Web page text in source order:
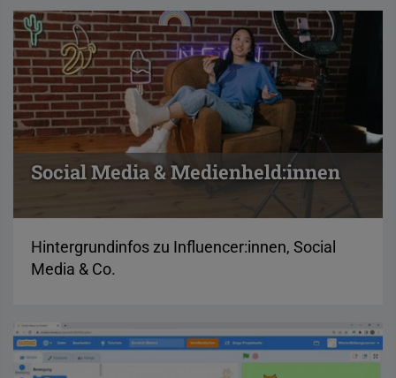
Social Media & Medienheld:innen
Hintergrundinfos zu Influencer:innen, Social
Media & Co.